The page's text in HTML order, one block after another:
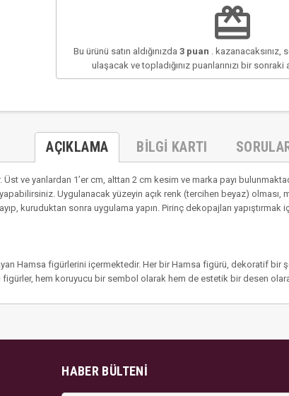
redeem
Bu ürünü satın aldığınızda3 puan .
ulaşacak ve topladığınız puanlarınızı bir
AÇIKLAMA BILGI KARTI
ve yanlardan 1’er cm, alttan 2 cm kesim ve marka payı
Uygulanacak yüzeyin açık renk (tercihen beyaz)
kuruduktan sonra uygulama yapın. Pirinç dekopajları yapıştırmak
Hamsa figürlerini içermektedir. Her bir Hamsa figürü, dekoratif bir
hem koruyucu bir sembol olarak hem de estetik bir desen
HABER BÜLTENI